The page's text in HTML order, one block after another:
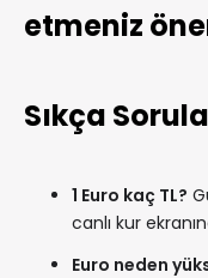
etmeniz
Sıkça
1 Euro kaç TL?
canlı kur
Euro neden